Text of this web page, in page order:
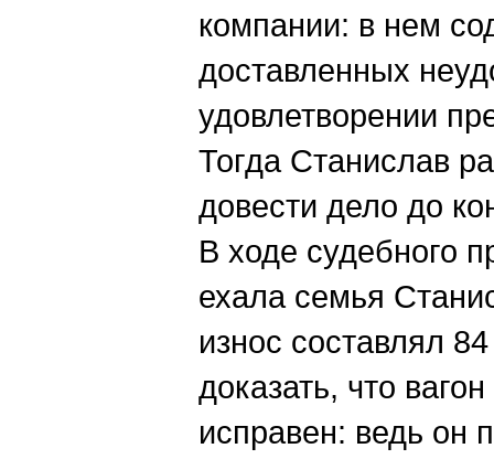
компании: в нем
доставленных
удовлетворении
Тогда Станислав
довести дело до
В ходе судебного
ехала семья
износ составлял
доказать, что
исправен: ведь он